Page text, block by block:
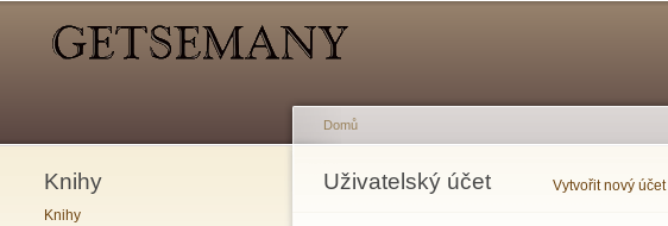
Knihy
Knihy
Jste zde
Domů
Uživatelský účet
Hlavní záložky Vytvořit nový účet